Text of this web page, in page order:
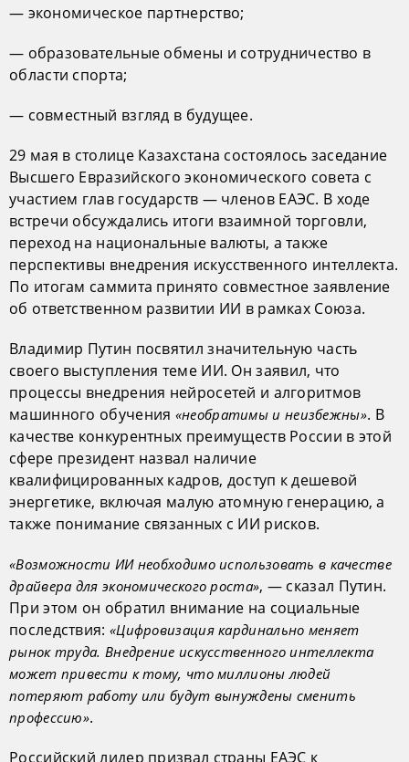
— экономическое партнерство;
— образовательные обмены и сотрудничество в
области спорта;
— совместный взгляд в будущее.
29 мая в столице Казахстана состоялось заседание
Высшего Евразийского экономического совета с
участием глав государств — членов ЕАЭС. В ходе
встречи обсуждались итоги взаимной торговли,
переход на национальные валюты, а также
перспективы внедрения искусственного интеллекта.
По итогам саммита принято совместное заявление
об ответственном развитии ИИ в рамках Союза.
Владимир Путин посвятил значительную часть
своего выступления теме ИИ. Он заявил, что
процессы внедрения нейросетей и алгоритмов
машинного обучения «необратимы и неизбежны». В
качестве конкурентных преимуществ России в этой
сфере президент назвал наличие
квалифицированных кадров, доступ к дешевой
энергетике, включая малую атомную генерацию, а
также понимание связанных с ИИ рисков.
«Возможности ИИ необходимо использовать в качестве
драйвера для экономического роста», — сказал Путин.
При этом он обратил внимание на социальные
последствия: «Цифровизация кардинально меняет
рынок труда. Внедрение искусственного интеллекта
может привести к тому, что миллионы людей
потеряют работу или будут вынуждены сменить
профессию».
Российский лидер призвал страны ЕАЭС к